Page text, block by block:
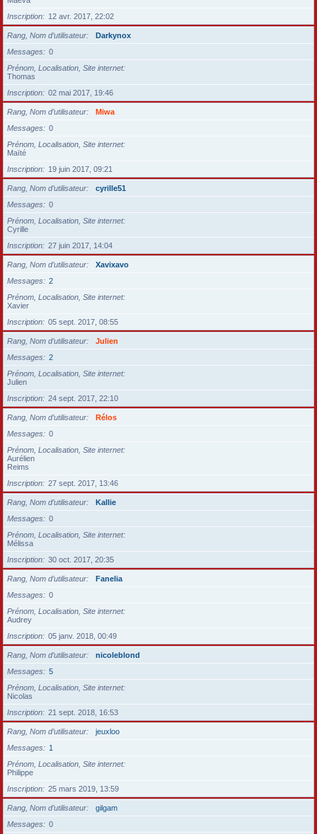
Inscription
12 avr. 2017, 22:02
Rang, Nom d’utilisateur
Darkynox
Messages
0
Prénom, Localisation, Site internet
Thomas
Inscription
02 mai 2017, 19:46
Rang, Nom d’utilisateur
Miwa
Messages
0
Prénom, Localisation, Site internet
Maïté
Inscription
19 juin 2017, 09:21
Rang, Nom d’utilisateur
cyrille51
Messages
0
Prénom, Localisation, Site internet
Cyrille
Inscription
27 juin 2017, 14:04
Rang, Nom d’utilisateur
Xavixavo
Messages
2
Prénom, Localisation, Site internet
Xavier
Inscription
05 sept. 2017, 08:55
Rang, Nom d’utilisateur
Julien
Messages
2
Prénom, Localisation, Site internet
Julien
Inscription
24 sept. 2017, 22:10
Rang, Nom d’utilisateur
Rélos
Messages
0
Prénom, Localisation, Site internet
Aurélien
Reims
Inscription
27 sept. 2017, 13:46
Rang, Nom d’utilisateur
Kallie
Messages
0
Prénom, Localisation, Site internet
Mélissa
Inscription
30 oct. 2017, 20:35
Rang, Nom d’utilisateur
Fanelia
Messages
0
Prénom, Localisation, Site internet
Audrey
Inscription
05 janv. 2018, 00:49
Rang, Nom d’utilisateur
nicoleblond
Messages
5
Prénom, Localisation, Site internet
Nicolas
Inscription
21 sept. 2018, 16:53
Rang, Nom d’utilisateur
jeuxloo
Messages
1
Prénom, Localisation, Site internet
Philippe
Inscription
25 mars 2019, 13:59
Rang, Nom d’utilisateur
gilgam
Messages
0